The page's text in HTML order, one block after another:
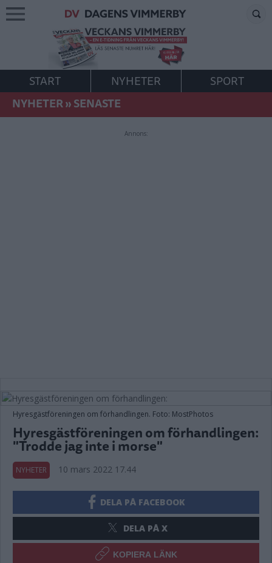
START NYHETER
SPORT
NYHETER»SENASTE
Annons:
Hyresgästföreningen om förhandlingen. Foto: MostPhotos
Hyresgästföreningen om förhandlingen:
"Trodde jag inte i morse"
NYHETER 10 mars 2022 17.44
DELA PÅ FACEBOOK
DELA PÅ X
KOPIERA LÄNK